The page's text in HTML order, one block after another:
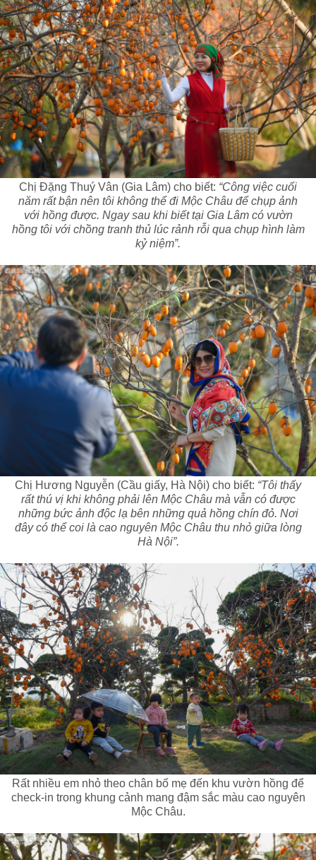
Chị Đặng Thuý Vân (Gia Lâm) cho biết: “Công việc cuối
năm rất bận nên tôi không thể đi Mộc Châu để chụp ảnh
với hồng được. Ngay sau khi biết tại Gia Lâm có vườn
hồng tôi với chồng tranh thủ lúc rảnh rỗi qua chụp hình làm
kỷ niệm”.
Chị Hương Nguyễn (Cầu giấy, Hà Nội) cho biết: “Tôi thấy
rất thú vị khi không phải lên Mộc Châu mà vẫn có được
những bức ảnh độc lạ bên những quả hồng chín đỏ. Nơi
đây có thể coi là cao nguyên Mộc Châu thu nhỏ giữa lòng
Hà Nội”.
Rất nhiều em nhỏ theo chân bố mẹ đến khu vườn hồng để
check-in trong khung cảnh mang đậm sắc màu cao nguyên
Mộc Châu.